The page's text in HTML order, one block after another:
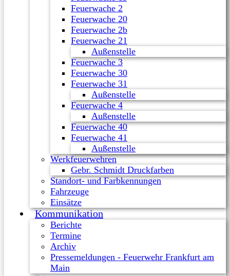
Feuerwache 2
Feuerwache 20
Feuerwache 2b
Feuerwache 21
Außenstelle
Feuerwache 3
Feuerwache 30
Feuerwache 31
Außenstelle
Feuerwache 4
Außenstelle
Feuerwache 40
Feuerwache 41
Außenstelle
Werkfeuerwehren
Gebr. Schmidt Druckfarben
Standort- und Farbkennungen
Fahrzeuge
Einsätze
Kommunikation
Berichte
Termine
Archiv
Pressemeldungen - Feuerwehr Frankfurt am
Main